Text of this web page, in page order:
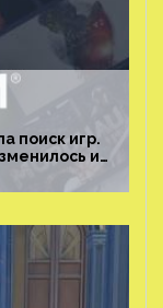
поиск игр.
и